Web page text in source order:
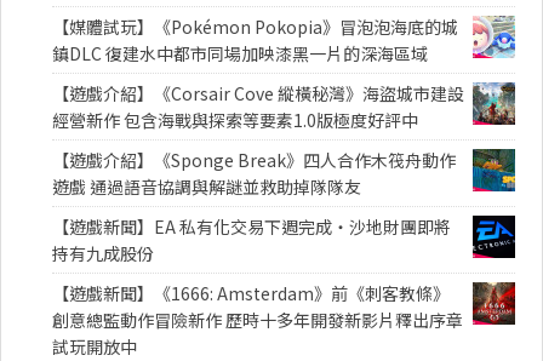
【媒體試玩】《Pokémon Pokopia》冒泡泡海底的城
鎮DLC 復建水中都市同場加映漆黑一片的深海區域
【遊戲介紹】《Corsair Cove 縱橫秘灣》海盜城市建設
經營新作 包含海戰與探索等要素1.0版極度好評中
【遊戲介紹】《Sponge Break》四人合作木筏舟動作
遊戲 通過語音協調與解謎並救助掉隊隊友
【遊戲新聞】EA 私有化交易下週完成・沙地財團即將
持有九成股份
【遊戲新聞】《1666: Amsterdam》前《刺客教條》
創意總監動作冒險新作 歷時十多年開發新影片釋出序章
試玩開放中